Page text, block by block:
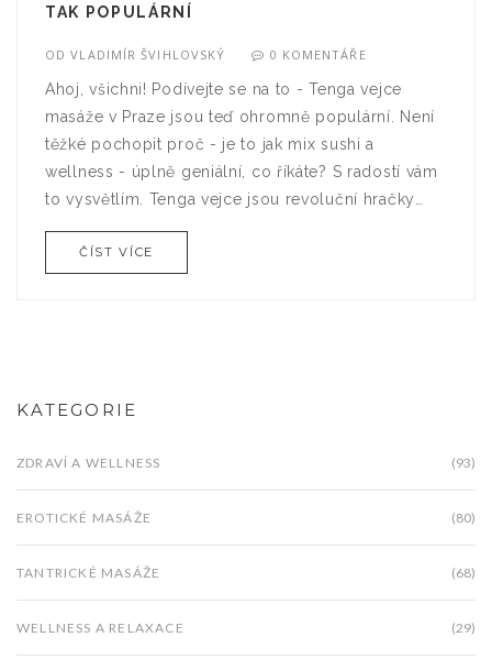
TAK POPULÁRNÍ
ODVLADIMÍR ŠVIHLOVSKÝ 0 KOMENTÁŘE
Ahoj, všichni! Podívejte se na to - Tenga vejce
masáže v Praze jsou teď ohromně populární. Není
těžké pochopit proč - je to jak mix sushi a
wellness - úplně geniální, co říkáte? S radostí vám
to vysvětlím. Tenga vejce jsou revoluční hračky
relaxaci. A Praha je město, které miluje
ČÍST VÍCE
KATEGORIE
ZDRAVÍ A WELLNESS (93)
EROTICKÉ MASÁŽE (80)
TANTRICKÉ MASÁŽE (68)
WELLNESS A RELAXACE (29)